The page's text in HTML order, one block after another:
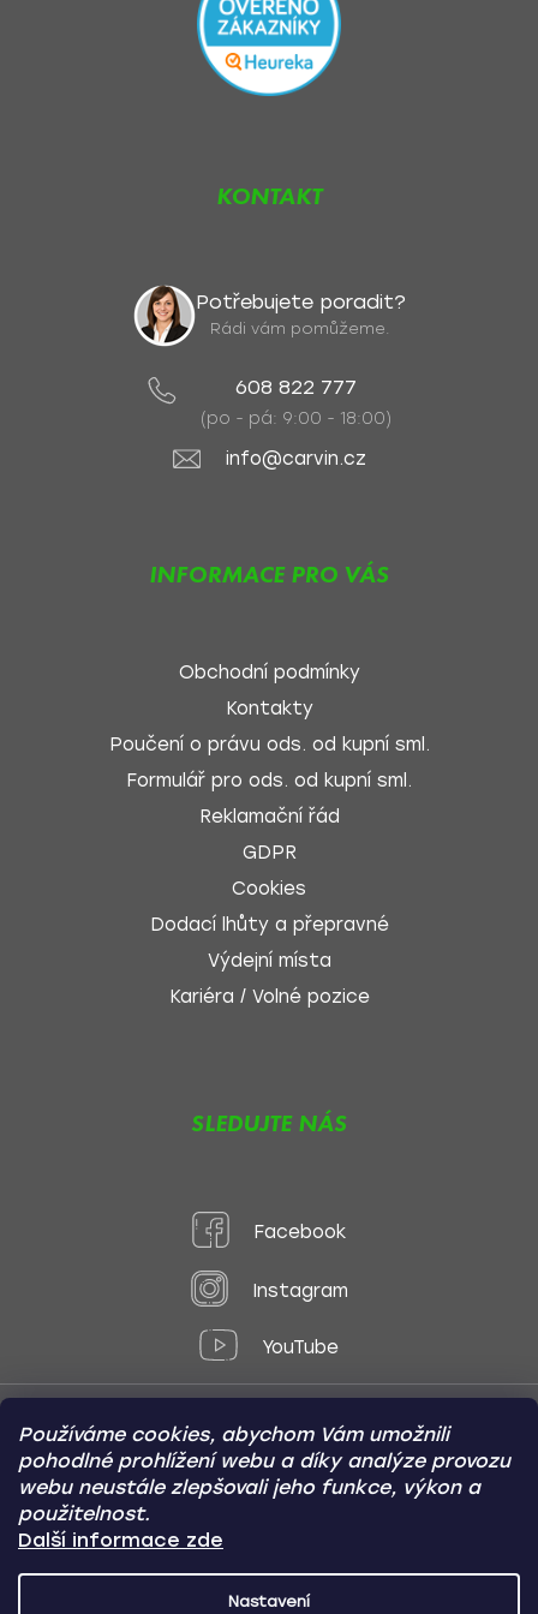
Používáme cookies, abychom Vám umožnili
pohodlné prohlížení webu a díky analýze provozu
webu neustále zlepšovali jeho funkce, výkon a
použitelnost.
Další informace zde
Nastavení
KONTAKT
Potřebujete poradit?
Rádi vám pomůžeme.
608 822 777
(po - pá: 9:00 - 18:00)
info@carvin.cz
INFORMACE PRO VÁS
Obchodní podmínky
Kontakty
Poučení o právu ods. od kupní sml.
Formulář pro ods. od kupní sml.
Reklamační řád
GDPR
Cookies
Dodací lhůty a přepravné
Výdejní místa
Kariéra / Volné pozice
SLEDUJTE NÁS
Facebook
Instagram
YouTube
Způsoby platby:
Online
Převod
Dobírka